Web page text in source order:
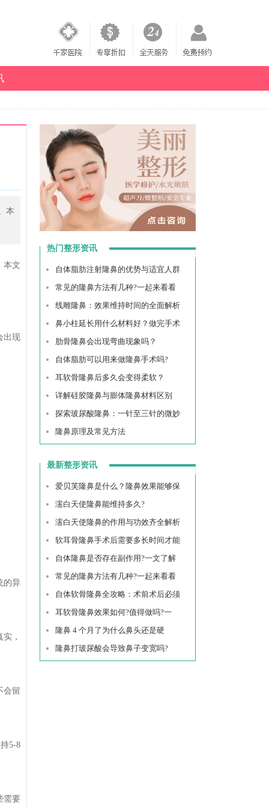
本
本文
出现
的异
，
会留
5-8
需要
热门整形资讯
自体脂肪注射隆鼻的优势与适宜人群
常见的隆鼻方法有几种?一起来看看
线雕隆鼻：效果维持时间的全面解析
鼻小柱延长用什么材料好？做完手术
肋骨隆鼻会出现弯曲现象吗？
自体脂肪可以用来做隆鼻手术吗?
耳软骨隆鼻后多久会变得柔软？
详解硅胶隆鼻与膨体隆鼻材料区别
探索玻尿酸隆鼻：一针至三针的微妙
隆鼻原理及常见方法
最新整形资讯
爱贝芙隆鼻是什么？隆鼻效果能够保
濡白天使隆鼻能维持多久?
濡白天使隆鼻的作用与功效齐全解析
软耳骨隆鼻手术后需要多长时间才能
自体隆鼻是否存在副作用?一文了解
常见的隆鼻方法有几种?一起来看看
自体软骨隆鼻全攻略：术前术后必须
耳软骨隆鼻效果如何?值得做吗?一
隆鼻 4 个月了为什么鼻头还是硬
隆鼻打玻尿酸会导致鼻子变宽吗?